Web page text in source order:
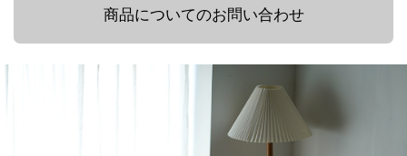
商品についてのお問い合わせ